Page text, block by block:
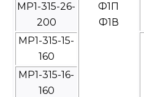
Ф1П
Ф1В
МР1-315-26-
200
МР1-315-15-
160
МР1-315-16-
160